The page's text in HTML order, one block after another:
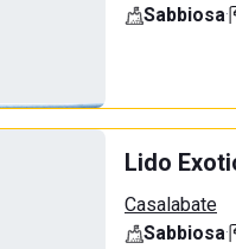
Sabbiosa·
Lido
Casalabate
Sabbiosa·